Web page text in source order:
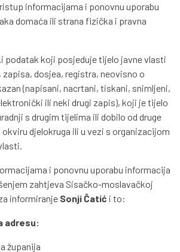
informacijama i ponovnu uporabu
domaća ili strana fizička i pravna
podatak koji posjeduje tijelo javne vlasti
dosjea, registra, neovisno o
(napisani, nacrtani, tiskani, snimljeni,
ili neki drugi zapis), koji je tijelo
s drugim tijelima ili dobilo od druge
djelokruga ili u vezi s organizacijom
i ponovnu uporabu informacija
zahtjeva Sisačko-moslavačkoj
informiranje Sonji Čatić i to:
adresu:
županija